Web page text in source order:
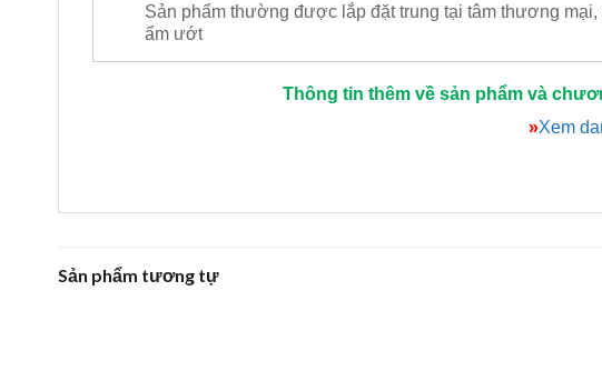
Sản phẩm thường được lắp đặt trung tại tâm thương
ẩm ướt
Thông tin thêm về sản phẩm và
»Xem
Sản phẩm tương tự